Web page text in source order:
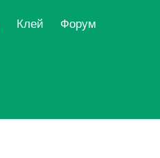
Клей Форум